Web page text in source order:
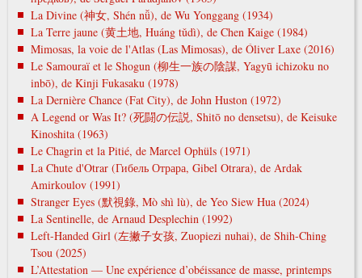
La Divine (神女, Shén nǚ), de Wu Yonggang (1934)
La Terre jaune (黄土地, Huáng tǔdì), de Chen Kaige (1984)
Mimosas, la voie de l'Atlas (Las Mimosas), de Óliver Laxe (2016)
Le Samouraï et le Shogun (柳生一族の陰謀, Yagyū ichizoku no
inbō), de Kinji Fukasaku (1978)
La Dernière Chance (Fat City), de John Huston (1972)
A Legend or Was It? (死闘の伝説, Shitō no densetsu), de Keisuke
Kinoshita (1963)
Le Chagrin et la Pitié, de Marcel Ophüls (1971)
La Chute d'Otrar (Гибель Отрара, Gibel Otrara), de Ardak
Amirkoulov (1991)
Stranger Eyes (默視錄, Mò shì lù), de Yeo Siew Hua (2024)
La Sentinelle, de Arnaud Desplechin (1992)
Left-Handed Girl (左撇子女孩, Zuopiezi nuhai), de Shih-Ching
Tsou (2025)
L’Attestation — Une expérience d’obéissance de masse, printemps